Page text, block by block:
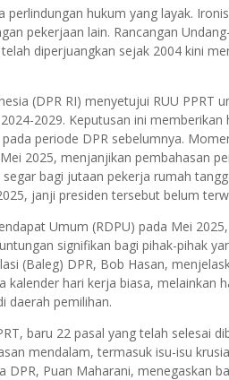
hukum yang layak.
pekerjaan lain. Rancangan
diperjuangkan sejak 2004 kini
(DPR RI) menyetujui RUU PPRT
2029. Keputusan ini memberikan
periode DPR sebelumnya.
2025, menjanjikan pembahasan
bagi jutaan pekerja rumah
janji presiden tersebut belum
Umum (RDPU) pada Mei
signifikan bagi pihak-pihak
(Baleg) DPR, Bob Hasan,
hari kerja biasa, melainkan
daerah pemilihan.
baru 22 pasal yang telah selesai
mendalam, termasuk isu-isu
DPR, Puan Maharani, menegaskan